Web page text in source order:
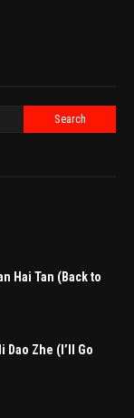
Hai Tan (Back to
Dao Zhe (I’ll Go